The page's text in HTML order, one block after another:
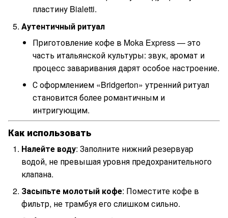
пластину Bialetti.
Аутентичный ритуал
Приготовление кофе в Moka Express — это
часть итальянской культуры: звук, аромат и
процесс заваривания дарят особое настроение.
С оформлением «Bridgerton» утренний ритуал
становится более романтичным и
интригующим.
Как использовать
Налейте воду: Заполните нижний резервуар
водой, не превышая уровня предохранительного
клапана.
Засыпьте молотый кофе: Поместите кофе в
фильтр, не трамбуя его слишком сильно.